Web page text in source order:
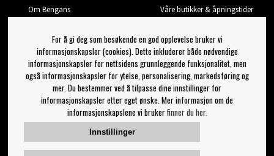
Om Bengans
Våre butikker & åpningstider
Logg ut
Jeg vil ha tips fra Bengans
OK
Innstillinger for nyhetsbrev
Følg oss på:
For å gi deg som besøkende en god opplevelse bruker vi
informasjonskapsler (cookies). Dette inkluderer både nødvendige
informasjonskapsler for nettsidens grunnleggende funksjonalitet, men
også informasjonskapsler for ytelse, personalisering, markedsføring og
mer. Du bestemmer ved å tilpasse dine innstillinger for
informasjonskapsler etter eget ønske. Mer informasjon om de
informasjonskapslene vi brukerfinner du her.
Innstillinger